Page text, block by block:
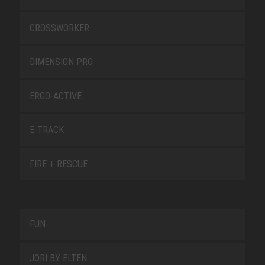
CROSSWORKER
DIMENSION PRO
ERGO-ACTIVE
E-TRACK
FIRE + RESCUE
FUN
JORI BY ELTEN